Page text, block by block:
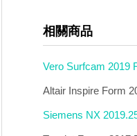
相關商品
Vero Surfcam 2019
Altair Inspire Form
Siemens NX